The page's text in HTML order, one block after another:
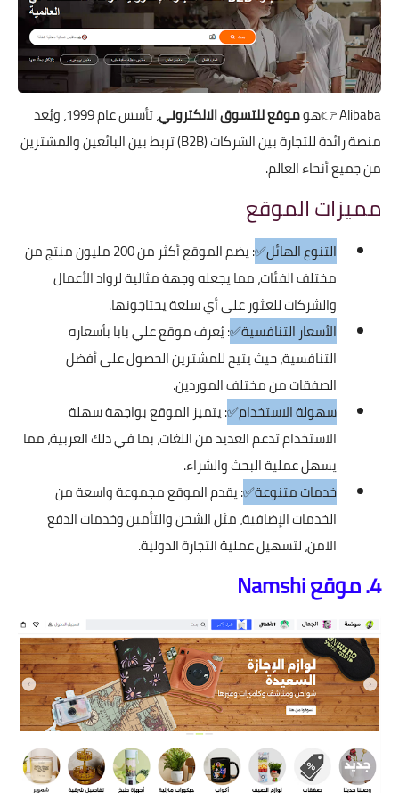
Alibaba👉هوموقع للتسوق الالكتروني
، تأسس عام 1999، ويُعد
منصة رائدة للتجارة بين الشركات (B2B) تربط بين البائعين والمشترين
من جميع أنحاء العالم.
مميزات الموقع
التنوع الهائل✅
: يضم الموقع أكثر من 200 مليون منتج من
مختلف الفئات، مما يجعله وجهة مثالية لرواد الأعمال
والشركات للعثور على أي سلعة يحتاجونها.
الأسعار التنافسية✅: يُعرف موقع علي بابا بأسعاره
التنافسية، حيث يتيح للمشترين الحصول على أفضل
الصفقات من مختلف الموردين.
سهولة الاستخدام✅: يتميز الموقع بواجهة سهلة
الاستخدام تدعم العديد من اللغات، بما في ذلك العربية، مما
يسهل عملية البحث والشراء.
خدمات متنوعة✅: يقدم الموقع مجموعة واسعة من
الخدمات الإضافية، مثل الشحن والتأمين وخدمات الدفع
الآمن، لتسهيل عملية التجارة الدولية.
4. موقع Namshi